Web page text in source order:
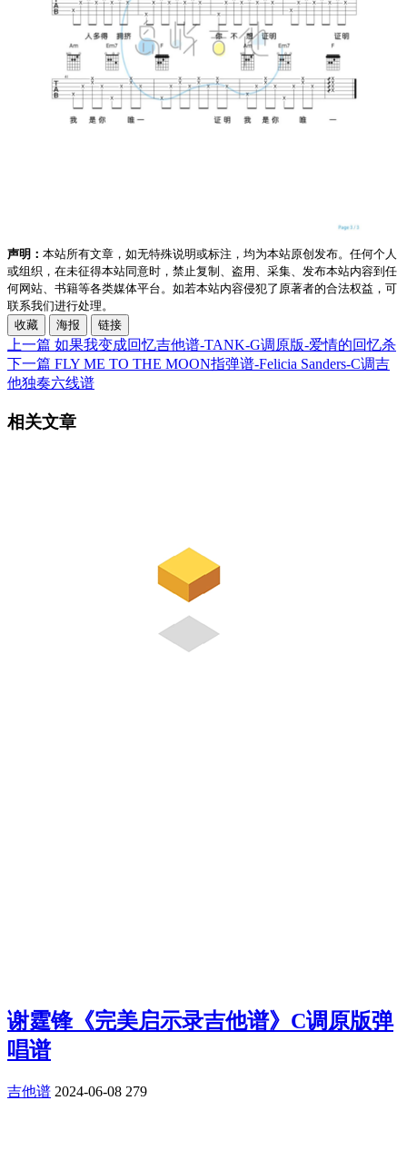
声明： 本站所有文章，如无特殊说明或标注，均为本站原创发布。任何个人
或组织，在未征得本站同意时，禁止复制、盗用、采集、发布本站内容到任
何网站、书籍等各类媒体平台。如若本站内容侵犯了原著者的合法权益，可
联系我们进行处理。
收藏
海报 链接
上一篇 如果我变成回忆吉他谱-TANK-G调原版-爱情的回忆杀
下一篇 FLY ME TO THE MOON指弹谱-Felicia Sanders-C调吉
他独奏六线谱
相关文章
谢霆锋《完美启示录吉他谱》C调原版弹
唱谱
吉他谱 2024-06-08 279